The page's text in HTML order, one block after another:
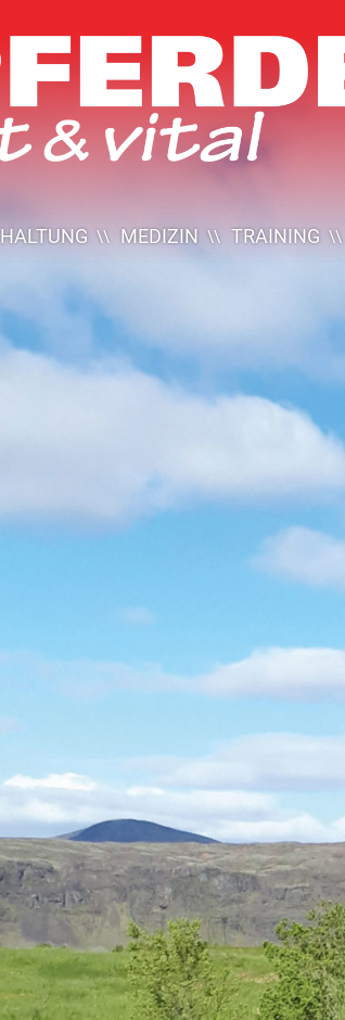
HALTUNG MEDIZIN TRAINING